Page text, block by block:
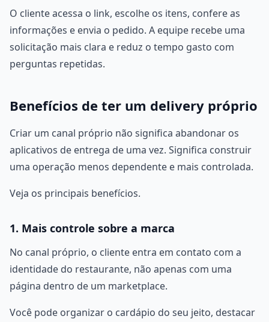
O cliente acessa o link, escolhe os itens, confere as
informações e envia o pedido. A equipe recebe uma
solicitação mais clara e reduz o tempo gasto com
perguntas repetidas.
Benefícios de ter um delivery próprio
Criar um canal próprio não significa abandonar os
aplicativos de entrega de uma vez. Significa construir
uma operação menos dependente e mais controlada.
Veja os principais benefícios.
1. Mais controle sobre a marca
No canal próprio, o cliente entra em contato com a
identidade do restaurante, não apenas com uma
página dentro de um marketplace.
Você pode organizar o cardápio do seu jeito, destacar